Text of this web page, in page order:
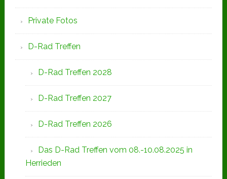
Private Fotos
D-Rad Treffen
D-Rad Treffen 2028
D-Rad Treffen 2027
D-Rad Treffen 2026
Das D-Rad Treffen vom 08.-10.08.2025 in
Herrieden